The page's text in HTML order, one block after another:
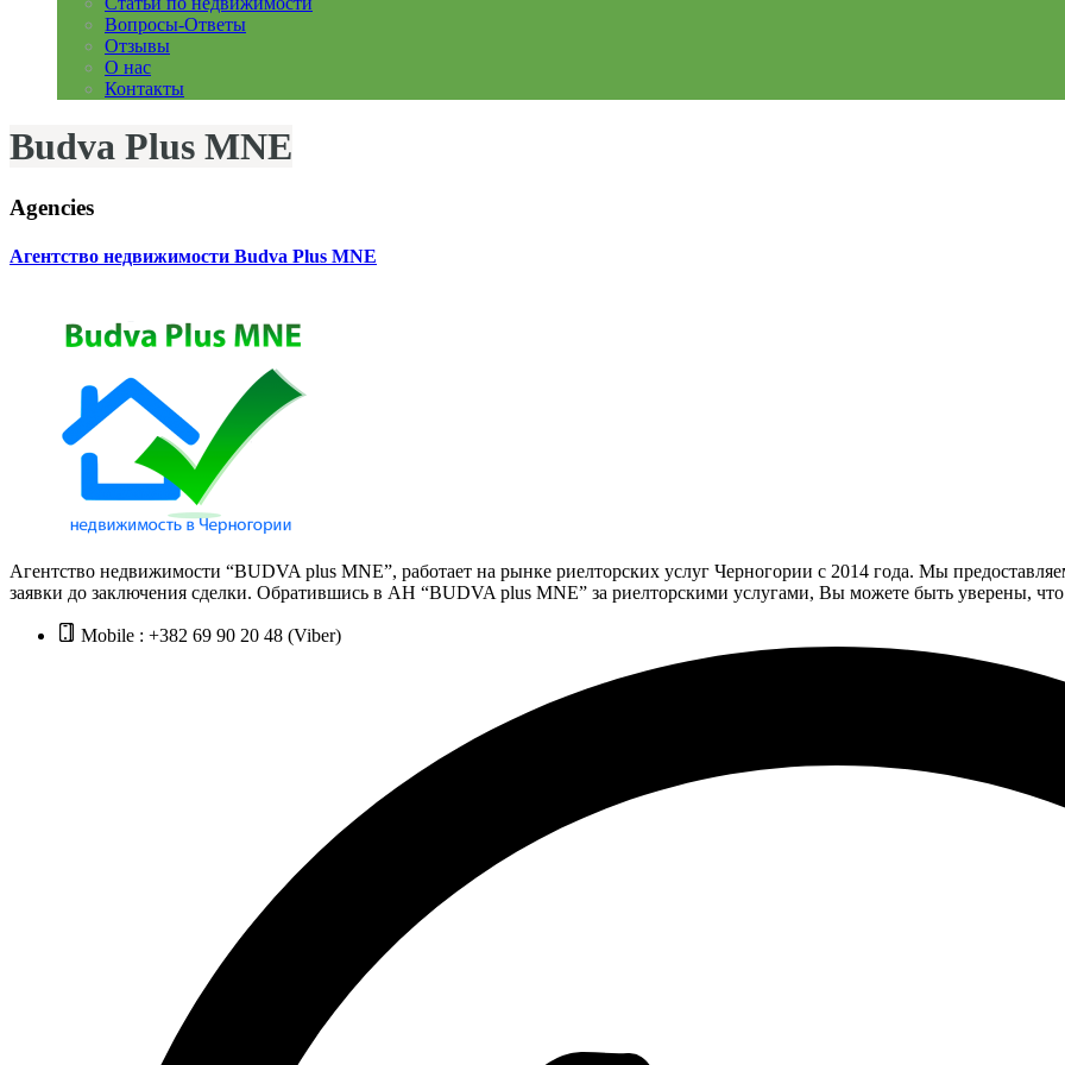
Вопросы-Ответы
Отзывы
О нас
Контакты
Budva Plus MNE
Agencies
Агентство недвижимости Budva Plus MNE
Агентство недвижимости “BUDVA plus MNE”, работает на рынке риeлторских услуг Черногории с 2014 года. Мы
заявки до заключения сделки. Обратившись в АН “BUDVA plus MNE” за риелторскими услугами, Вы можете быть уверены, что
Mobile : +382 69 90 20 48 (Viber)